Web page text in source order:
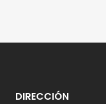
DIRECCIÓN